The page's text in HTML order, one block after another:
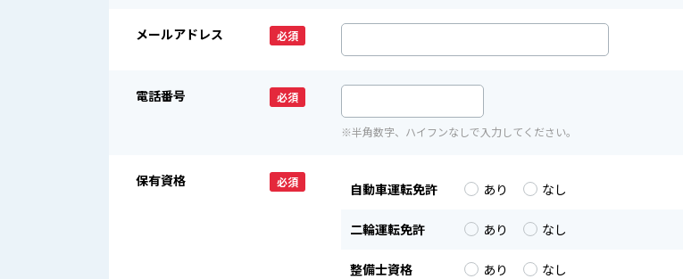
メールアドレス 必須
電話番号 必須
※半角数字、ハイフンなしで入力してください。
保有資格 必須 自動車運転免許 あり なし
二輪運転免許 あり なし
整備士資格 あり なし